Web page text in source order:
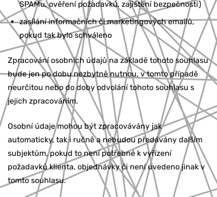
SPAMu, ověření požadavků, zajištění bezpečnosti)
zasílání informačních či marketingových emailů,
pokud tak bylo schváleno
Zpracování osobních údajů na základě tohoto souhlasu
bude jen po dobu nezbytně nutnou, v tomto případě
neurčitou nebo do doby odvolání tohoto souhlasu s
jejich zpracováním.
Osobní údaje mohou být zpracovávány jak
automaticky, tak i ručně a nebudou předávány dalším
subjektům, pokud to není potřebné k vyřízení
požadavků klienta, objednávky či není uvedeno jinak v
tomto souhlasu.